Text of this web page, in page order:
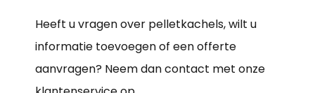
Heeft u vragen over pelletkachels, wilt u
informatie toevoegen of een offerte
aanvragen? Neem dan contact met onze